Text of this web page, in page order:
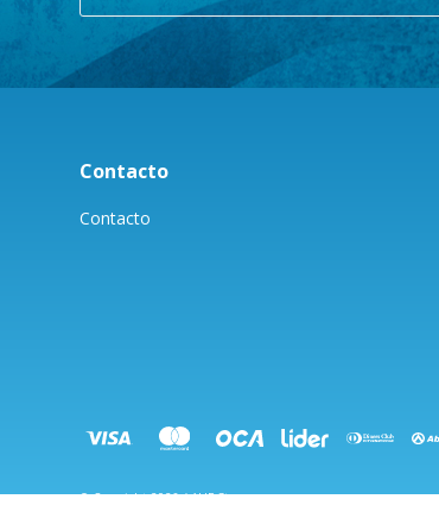
Contacto
Contacto
© Copyright 2026 / AUF Store